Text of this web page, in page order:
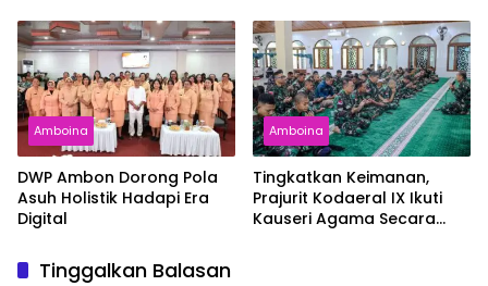
Amboina
DWP Ambon Dorong Pola
Asuh Holistik Hadapi Era
Digital
Amboina
Tingkatkan Keimanan,
Prajurit Kodaeral IX Ikuti
Kauseri Agama Secara
Tinggalkan Balasan